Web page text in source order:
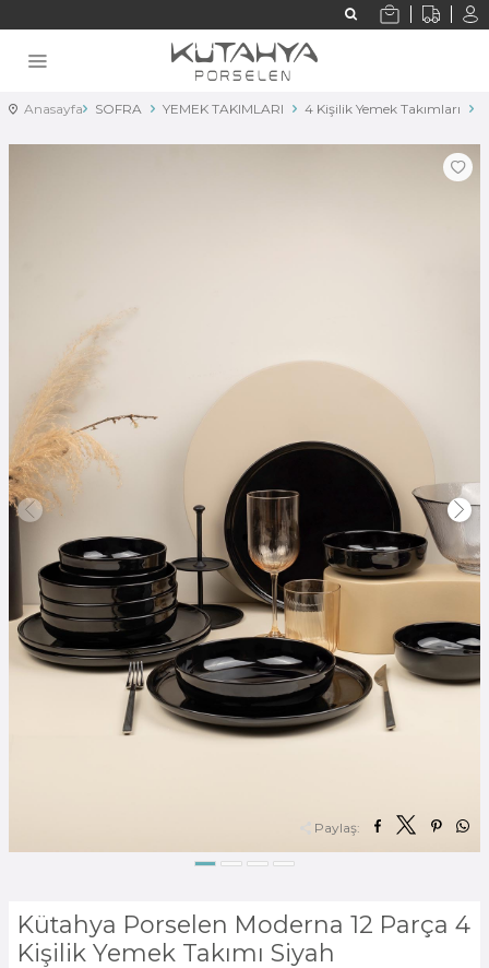
Anasayfa SOFRA YEMEK TAKIMLARI 4 Kişilik Yemek Takımları
Paylaş:
Kütahya Porselen Moderna 12 Parça 4
Kişilik Yemek Takımı Siyah